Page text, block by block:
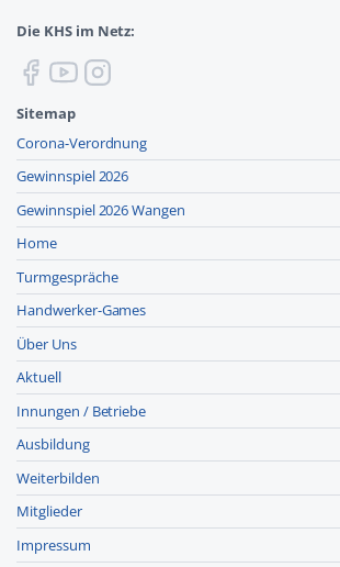
Die KHS im Netz:
Sitemap
Corona-Verordnung
Gewinnspiel 2026
Gewinnspiel 2026 Wangen
Home
Turmgespräche
Handwerker-Games
Über Uns
Aktuell
Innungen / Betriebe
Ausbildung
Weiterbilden
Mitglieder
Impressum